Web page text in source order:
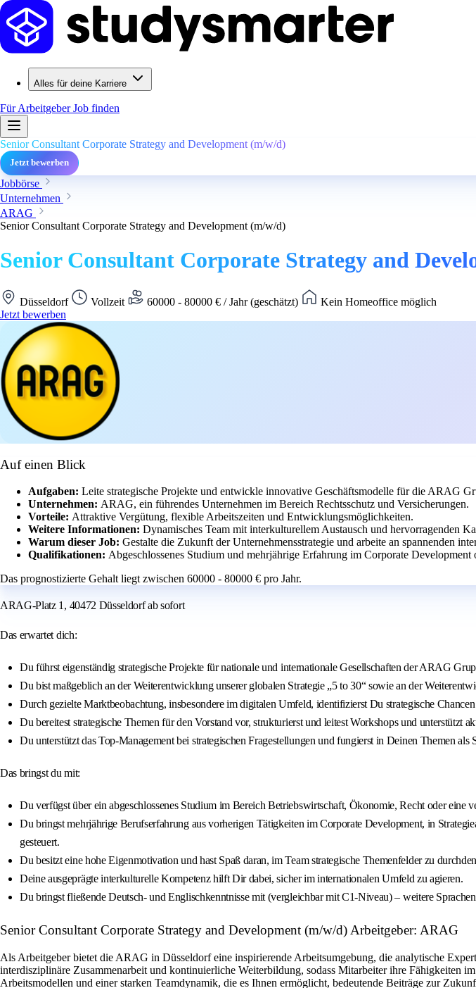
Alles für deine Karriere
Für ArbeitgeberJob finden
Senior Consultant Corporate Strategy and Development (m/w/d)
Jetzt bewerben
Jobbörse
Unternehmen
ARAG
Senior Consultant Corporate Strategy and Development (m/w/d)
Senior Consultant Corporate Strategy and
Düsseldorf Vollzeit 60000 - 80000 € / Jahr (geschätzt)
Kein Homeoffice möglich
Jetzt bewerben
Auf einen Blick
Aufgaben: Leite strategische Projekte und entwickle innovative Geschäftsmodelle für die ARAG
Unternehmen: ARAG, ein führendes Unternehmen im Bereich Rechtsschutz und Versicherungen.
Vorteile: Attraktive Vergütung, flexible Arbeitszeiten und Entwicklungsmöglichkeiten.
Weitere Informationen: Dynamisches Team mit interkulturellem Austausch und hervorragenden
Warum dieser Job: Gestalte die Zukunft der Unternehmensstrategie und arbeite an spannenden
Qualifikationen: Abgeschlossenes Studium und mehrjährige Erfahrung im Corporate Development
Das prognostizierte Gehalt liegt zwischen 60000 - 80000 € pro Jahr.
ARAG-Platz 1, 40472 Düsseldorf ab sofort
Das erwartet dich:
Du führst eigenständig strategische Projekte für nationale und internationale Gesellschaften der ARAG
Du bist maßgeblich an der Weiterentwicklung unserer globalen Strategie „5 to 30“ sowie an der
Durch gezielte Marktbeobachtung, insbesondere im digitalen Umfeld, identifizierst Du strategische
Du bereitest strategische Themen für den Vorstand vor, strukturierst und leitest Workshops und unterstützt
Du unterstützt das Top-Management bei strategischen Fragestellungen und fungierst in Deinen Themen als
Das bringst du mit:
Du verfügst über ein abgeschlossenes Studium im Bereich Betriebswirtschaft, Ökonomie, Recht oder
Du bringst mehrjährige Berufserfahrung aus vorherigen Tätigkeiten im Corporate Development, in
gesteuert.
Du besitzt eine hohe Eigenmotivation und hast Spaß daran, im Team strategische Themenfelder zu
Deine ausgeprägte interkulturelle Kompetenz hilft Dir dabei, sicher im internationalen Umfeld zu agieren.
Du bringst fließende Deutsch- und Englischkenntnisse mit (vergleichbar mit C1-Niveau) – weitere
Senior Consultant Corporate Strategy and Development (m/w/d) Arbeitgeber: ARAG
Als Arbeitgeber bietet die ARAG in Düsseldorf eine inspirierende Arbeitsumgebung, die analytische
interdisziplinäre Zusammenarbeit und kontinuierliche Weiterbildung, sodass Mitarbeiter ihre
Arbeitsmodellen und einer starken Teamdynamik, die es Ihnen ermöglicht, bedeutende Beiträge zur